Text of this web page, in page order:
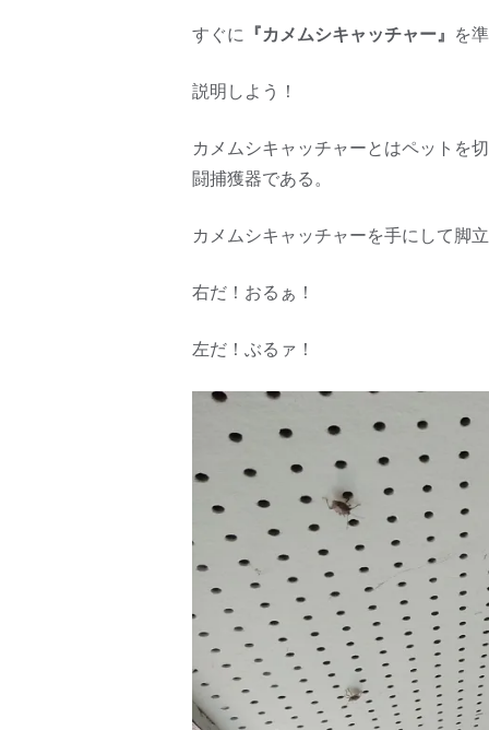
すぐに 『カメムシキャッチャー』 を
説明しよう！
カメムシキャッチャーとはペットを
闘捕獲器である。
カメムシキャッチャーを手にして脚
右だ！おるぁ！
左だ！ぶるァ！